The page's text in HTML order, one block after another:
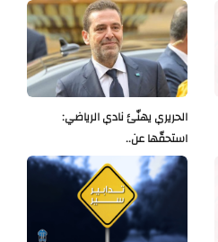
الحريري يهنّئ نادي الرياضي:
استحقّها عن..